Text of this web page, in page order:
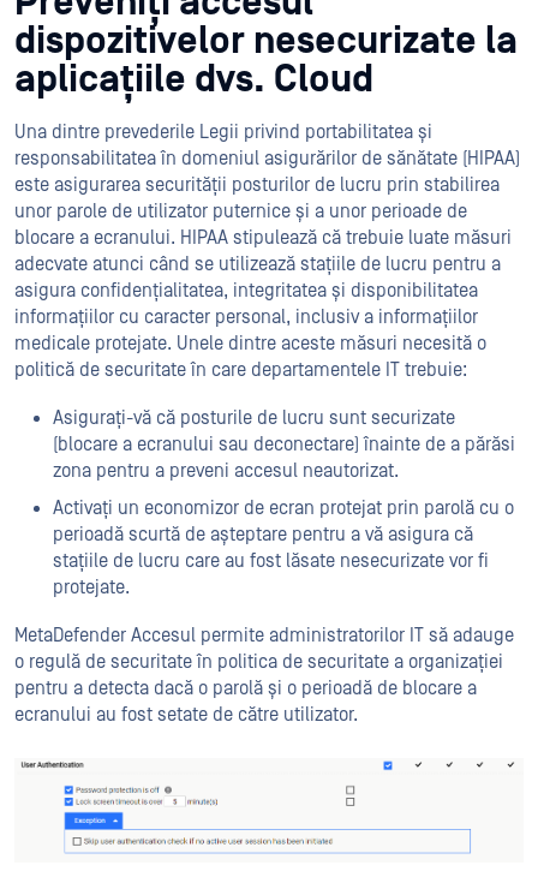
dispozitivelor nesecurizate la
aplicațiile dvs. Cloud
Una dintre prevederile Legii privind portabilitatea și
responsabilitatea în domeniul asigurărilor de sănătate (HIPAA)
este asigurarea securității posturilor de lucru prin stabilirea
unor parole de utilizator puternice și a unor perioade de
blocare a ecranului. HIPAA stipulează că trebuie luate măsuri
adecvate atunci când se utilizează stațiile de lucru pentru a
asigura confidențialitatea, integritatea și disponibilitatea
informațiilor cu caracter personal, inclusiv a informațiilor
medicale protejate. Unele dintre aceste măsuri necesită o
politică de securitate în care departamentele IT trebuie:
Asigurați-vă că posturile de lucru sunt securizate
(blocare a ecranului sau deconectare) înainte de a părăsi
zona pentru a preveni accesul neautorizat.
Activați un economizor de ecran protejat prin parolă cu o
perioadă scurtă de așteptare pentru a vă asigura că
stațiile de lucru care au fost lăsate nesecurizate vor fi
protejate.
MetaDefender Accesul permite administratorilor IT să adauge
o regulă de securitate în politica de securitate a organizației
pentru a detecta dacă o parolă și o perioadă de blocare a
ecranului au fost setate de către utilizator.